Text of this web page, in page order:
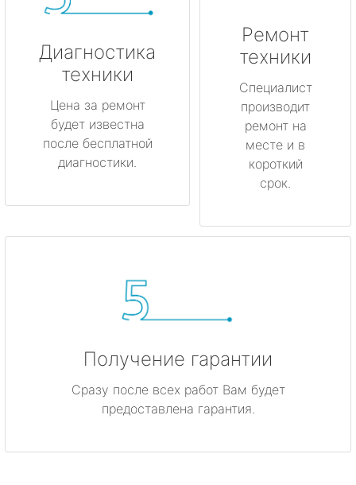
Диагностика
техники
Цена за ремонт
будет известна
после бесплатной
диагностики.
Ремонт
техники
Специалист
производит
ремонт на
месте и в
короткий
срок.
Получение гарантии
Сразу после всех работ Вам будет
предоставлена гарантия.